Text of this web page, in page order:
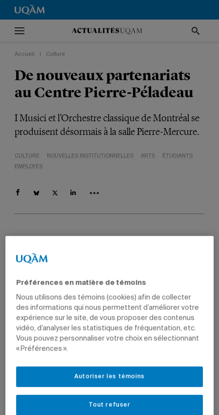
Accueil Culture
De nouveaux partenariats
au Centre Pierre-Péladeau
I Musici et l’Orchestre classique de Montréal se
produisent désormais à la salle Pierre-Mercure.
CULTURE NOUVELLES INSTITUTIONNELLES ARTS
ÉTUDIANTS
EMPLOYÉS
7 février 2022 à 17 h 02
Mis à jour le 9 juin 2022 à 13 h 09
Préférences en matière de témoins
Nous utilisons des témoins (cookies) afin de collecter
des informations qui nous permettent d’améliorer votre
expérience sur le site, de vous proposer des contenus
vidéo, d’analyser les statistiques de fréquentation, etc.
Vous pouvez personnaliser votre choix en sélectionnant
« Préférences ».
Tout refuser
Autoriser les témoins